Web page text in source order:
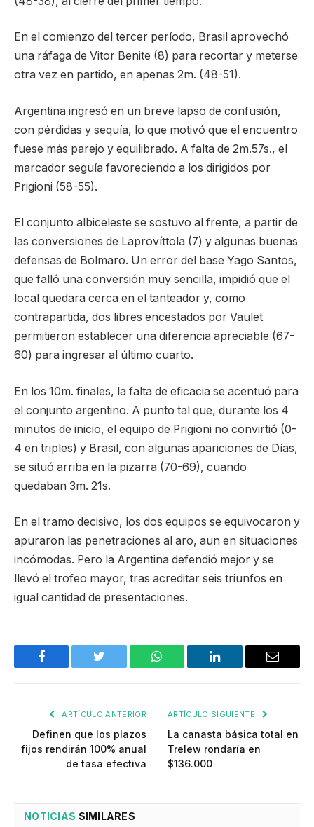
En el comienzo del tercer período, Brasil aprovechó
una ráfaga de Vitor Benite (8) para recortar y meterse
otra vez en partido, en apenas 2m. (48-51).
Argentina ingresó en un breve lapso de confusión,
con pérdidas y sequía, lo que motivó que el encuentro
fuese más parejo y equilibrado. A falta de 2m.57s., el
marcador seguía favoreciendo a los dirigidos por
Prigioni (58-55).
El conjunto albiceleste se sostuvo al frente, a partir de
las conversiones de Laprovíttola (7) y algunas buenas
defensas de Bolmaro. Un error del base Yago Santos,
que falló una conversión muy sencilla, impidió que el
local quedara cerca en el tanteador y, como
contrapartida, dos libres encestados por Vaulet
permitieron establecer una diferencia apreciable (67-
60) para ingresar al último cuarto.
En los 10m. finales, la falta de eficacia se acentuó para
el conjunto argentino. A punto tal que, durante los 4
minutos de inicio, el equipo de Prigioni no convirtió (0-
4 en triples) y Brasil, con algunas apariciones de Días,
se situó arriba en la pizarra (70-69), cuando
quedaban 3m. 21s.
En el tramo decisivo, los dos equipos se equivocaron y
apuraron las penetraciones al aro, aun en situaciones
incómodas. Pero la Argentina defendió mejor y se
llevó el trofeo mayor, tras acreditar seis triunfos en
igual cantidad de presentaciones.
Facebook Twitter WhatsApp LinkedIn Email
ARTÍCULO ANTERIOR
Definen que los plazos
fijos rendirán 100% anual
de tasa efectiva
ARTÍCULO SIGUIENTE
La canasta básica total en
Trelew rondaría en
$136.000
NOTICIAS SIMILARES